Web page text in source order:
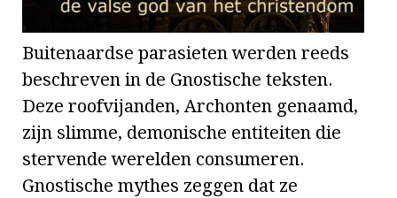
Buitenaardse parasieten werden reeds
beschreven in de Gnostische teksten.
Deze roofvijanden, Archonten genaamd,
zijn slimme, demonische entiteiten die
stervende werelden consumeren.
Gnostische mythes zeggen dat ze